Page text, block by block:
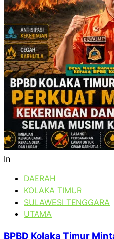
In
DAERAH
KOLAKA TIMUR
SULAWESI TENGGARA
UTAMA
BPBD Kolaka Timur